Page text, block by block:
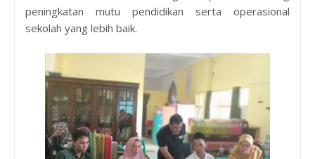
peningkatan mutu pendidikan serta operasional
sekolah yang lebih baik.